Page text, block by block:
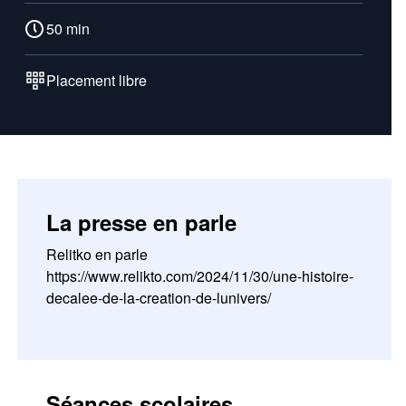
50 min
Placement libre
La presse en parle
Relitko en parle
https://www.relikto.com/2024/11/30/une-histoire-
decalee-de-la-creation-de-lunivers/